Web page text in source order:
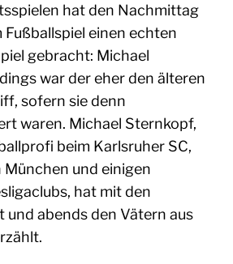
hat den Nachmittag
einen echten
gebracht: Michael
war der eher den älteren
sofern sie denn
waren. Michael Sternkopf,
beim Karlsruher SC,
München und einigen
hat mit den
und abends den Vätern aus